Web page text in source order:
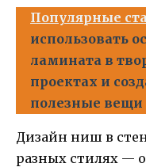
Популярные
использовать
ламината в
проектах и
полезные вещи
Дизайн ниш в
разных стилях —